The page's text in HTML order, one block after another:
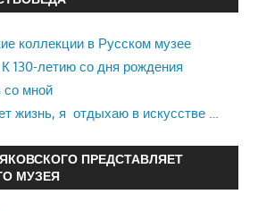
коллекции в Русском музее
130-летию со дня рождения
со мной
жизнь, я отдыхаю в искусстве …
ПРЕДСТАВЛЯЕТ
МУЗЕЯ